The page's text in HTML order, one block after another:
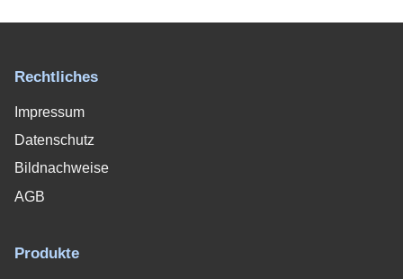
Rechtliches
Impressum
Datenschutz
Bildnachweise
AGB
Produkte